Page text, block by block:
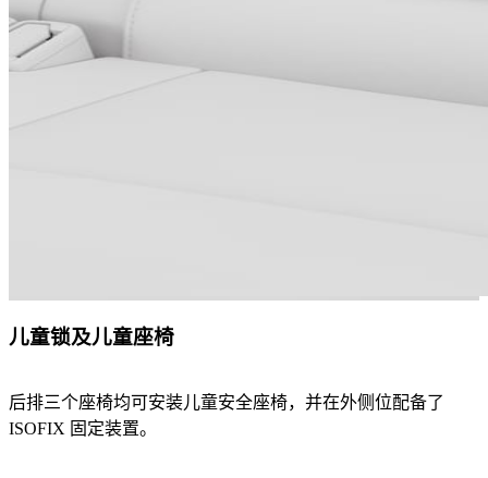
儿童锁及儿童座椅
后排三个座椅均可安装儿童安全座椅，并在外侧位配备了
ISOFIX 固定装置。